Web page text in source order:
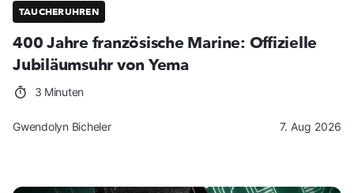
TAUCHERUHREN
400 Jahre französische Marine: Offizielle
Jubiläumsuhr von Yema
3 Minuten
Gwendolyn Bicheler 7. Aug 2026